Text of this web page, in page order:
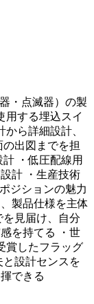
・点滅器）の製
用する埋込スイ
ら詳細設計、
出図までを担
・低圧配線用
計 ・生産技術
ジションの魅力
製品仕様を主体
見届け、自分
を持てる ・世
賞したフラッグ
設計センスを
できる